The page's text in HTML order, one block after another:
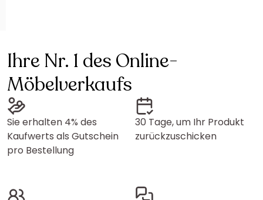
Ihre Nr. 1 des Online-
Möbelverkaufs
Sie erhalten 4% des
Kaufwerts als Gutschein
pro Bestellung
30 Tage, um Ihr Produkt
zurückzuschicken